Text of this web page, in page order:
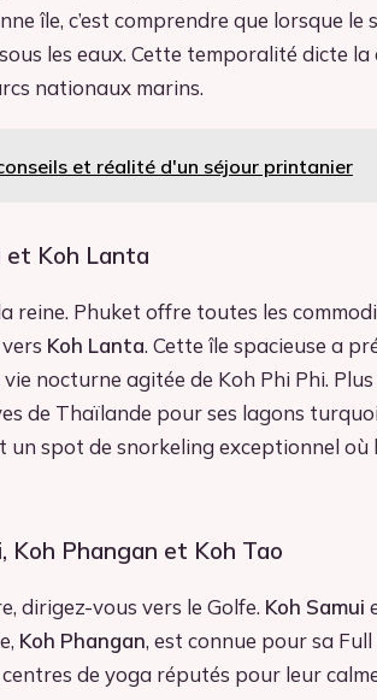
île, c’est comprendre que lorsque le
les eaux. Cette temporalité dicte la
nationaux marins.
et réalité d'un séjour printanier
et Koh Lanta
reine. Phuket offre toutes les
Koh Lanta. Cette île spacieuse a
nocturne agitée de Koh Phi Phi. Plus
de Thaïlande pour ses lagons
un spot de snorkeling exceptionnel où
Koh Phangan et Koh Tao
dirigez-vous vers le Golfe. Koh Samui
Koh Phangan, est connue pour sa
de yoga réputés pour leur